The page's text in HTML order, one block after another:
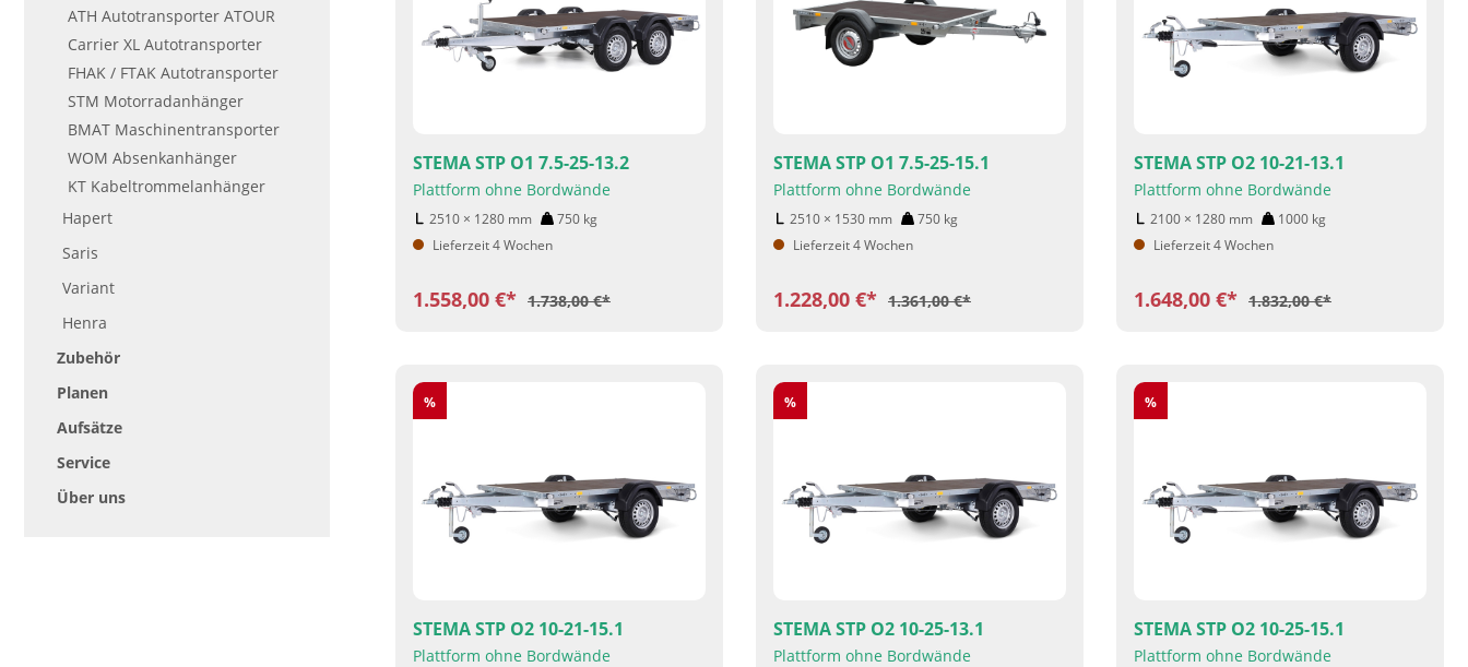
ATH Autotransporter ATOUR
Carrier XL Autotransporter
FHAK / FTAK Autotransporter
STM Motorradanhänger
BMAT Maschinentransporter
WOM Absenkanhänger
KT Kabeltrommelanhänger
Hapert
Saris
Variant
Henra
Zubehör
Planen
Aufsätze
Service
Über uns
STEMA STP O1 7.5-25-13.2
Plattform ohne Bordwände
2510 × 1280 mm 750 kg
Lieferzeit 4 Wochen
1.558,00 €* 1.738,00 €*
STEMA STP O1 7.5-25-15.1
Plattform ohne Bordwände
2510 × 1530 mm 750 kg
Lieferzeit 4 Wochen
1.228,00 €* 1.361,00 €*
STEMA STP O2 10-21-13.1
Plattform ohne Bordwände
2100 × 1280 mm 1000 kg
Lieferzeit 4 Wochen
1.648,00 €* 1.832,00 €*
Rabatt
%
STEMA STP O2 10-21-15.1
Plattform ohne Bordwände
Rabatt
%
STEMA STP O2 10-25-13.1
Plattform ohne Bordwände
Rabatt
%
STEMA STP O2 10-25-15.1
Plattform ohne Bordwände